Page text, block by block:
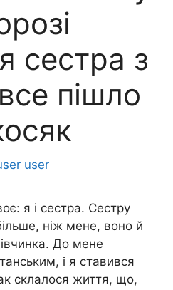
сестра з
пішло
user
я і сестра. Сестру
ніж мене, воно й
До мене
і я ставився
склалося життя, що,